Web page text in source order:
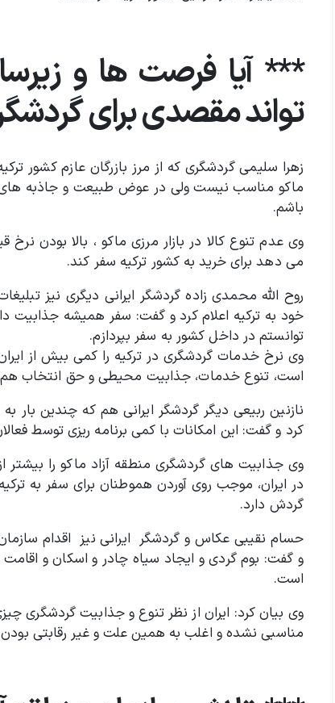
*** آیا فرصت ها و
تواند مقصدی برای
زهرا سلیمی گردشگری که از مرز بازرگان عازم کشور
ماکو مناسب نیست ولی در عوض طبیعت و جاذبه های
باشم.
وی عدم تنوع کالا در بازار مرزی ماکو ، بالا بودن
می دهد برای خرید به کشور ترکیه سفر کند.
روح الله محمدی زاده گردشگر ایرانی دیگری نیز
خود به ترکیه اعلام کرد و گفت: سفر همیشه جذابیت
توانستم در داخل کشور به سفر بپردازم.
وی نرخ خدمات گردشگری در ترکیه را کمی بیش از ایران
است، تنوع خدمات، جذابیت محیطی و حق انتخاب هم
نازنین ربیعی دیگر گردشگر ایرانی هم که چندین بار
کرد و گفت: این امکانات با کمی برنامه ریزی توسط
وی جذابیت های گردشگری منطقه آزاد ماکو را بیشتر
در ایران، موجب روی آوردن هموطنان برای سفر به
گردش دارد.
حسام نقیبی عکاس و گردشگر ایرانی نیز اقدام
و گفت: بوم گردی و ایجاد سیاه چادر و اسکان و
است.
وی بیان کرد: ایران از نظر تنوع و جذابیت گردشگری
مناسبی نشده و اغلب به همین علت و غیر رقابتی